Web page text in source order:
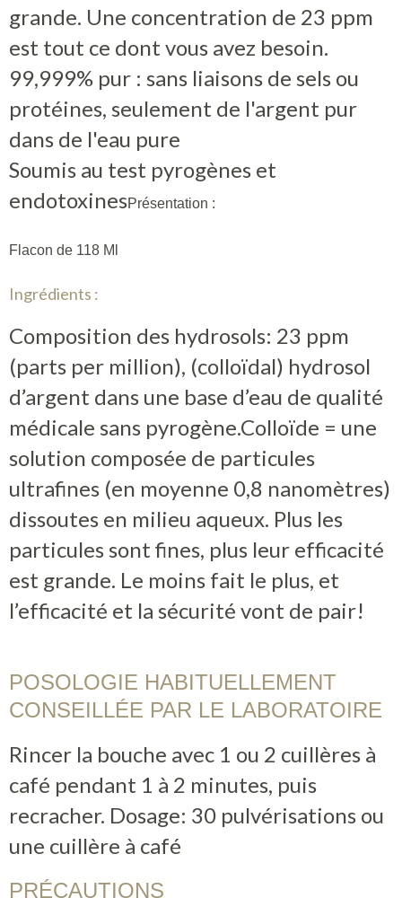
grande. Une concentration de 23 ppm
est tout ce dont vous avez besoin.
99,999% pur : sans liaisons de sels ou
protéines, seulement de l'argent pur
dans de l'eau pure
Soumis au test pyrogènes et
endotoxinesPrésentation :
Flacon de 118 Ml
Ingrédients :
Composition des hydrosols: 23 ppm
(parts per million), (colloïdal) hydrosol
d’argent dans une base d’eau de qualité
médicale sans pyrogène.Colloïde = une
solution composée de particules
ultrafines (en moyenne 0,8 nanomètres)
dissoutes en milieu aqueux. Plus les
particules sont fines, plus leur efficacité
est grande. Le moins fait le plus, et
l’efficacité et la sécurité vont de pair!
POSOLOGIE HABITUELLEMENT
CONSEILLÉE PAR LE LABORATOIRE
Rincer la bouche avec 1 ou 2 cuillères à
café pendant 1 à 2 minutes, puis
recracher. Dosage: 30 pulvérisations ou
une cuillère à café
PRÉCAUTIONS